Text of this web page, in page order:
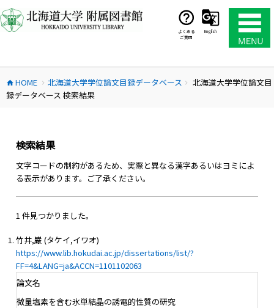
ン
テ
ス
キ
よくある
ご質問
English
home HOME chevron_right 北海道大学学位論文目録データベース chevron_right
北海道大学学位論文目
録データベース 検索結果
検索結果
文字コードの制約があるため、実際と異なる漢字あるいはヨミによ
る表示があります。ご了承ください。
1 件見つかりました。
竹井,巌 (タケイ,イワオ)
https://www.lib.hokudai.ac.jp/dissertations/list/?
FF=4&LANG=ja&ACCN=1101102063
論文名
微量塩素を含む氷単結晶の誘電的性質の研究